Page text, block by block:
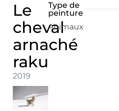
Le
cheval
arnaché
raku
2019
Type de
peinture
Animaux